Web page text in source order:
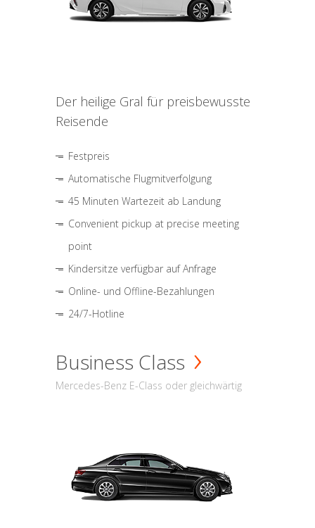
Der heilige Gral für preisbewusste
Reisende
Festpreis
Automatische Flugmitverfolgung
45 Minuten Wartezeit ab Landung
Convenient pickup at precise meeting
point
Kindersitze verfügbar auf Anfrage
Online- und Offline-Bezahlungen
24/7-Hotline
Business Class
Mercedes-Benz E-Class oder gleichwärtig